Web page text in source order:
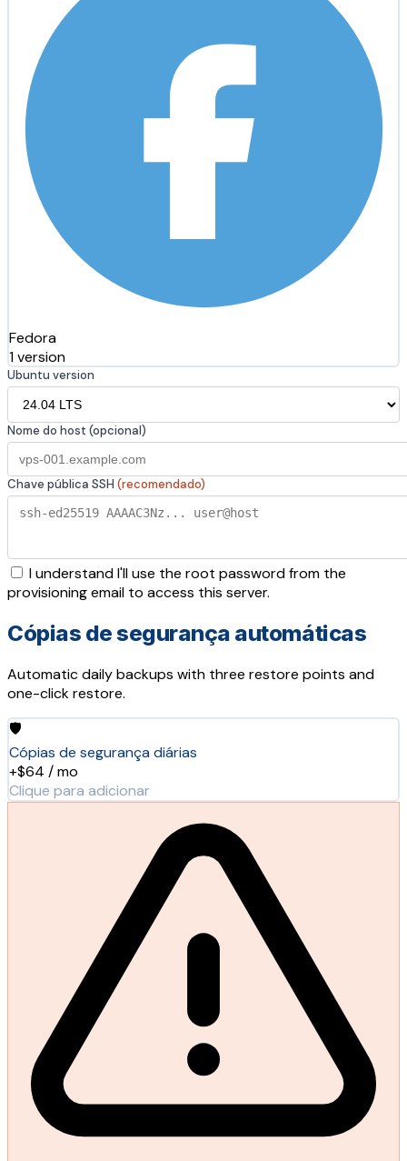
Fedora
1 version
Ubuntu version
Nome do host (opcional)
Chave pública SSH (recomendado)
I understand I'll use the root password from the
provisioning email to access this server.
Cópias de segurança automáticas
Automatic daily backups with three restore points and
one-click restore.
🛡️
Cópias de segurança diárias
+$64 / mo
Clique para adicionar